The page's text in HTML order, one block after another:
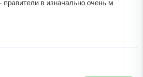
в изначально очень м